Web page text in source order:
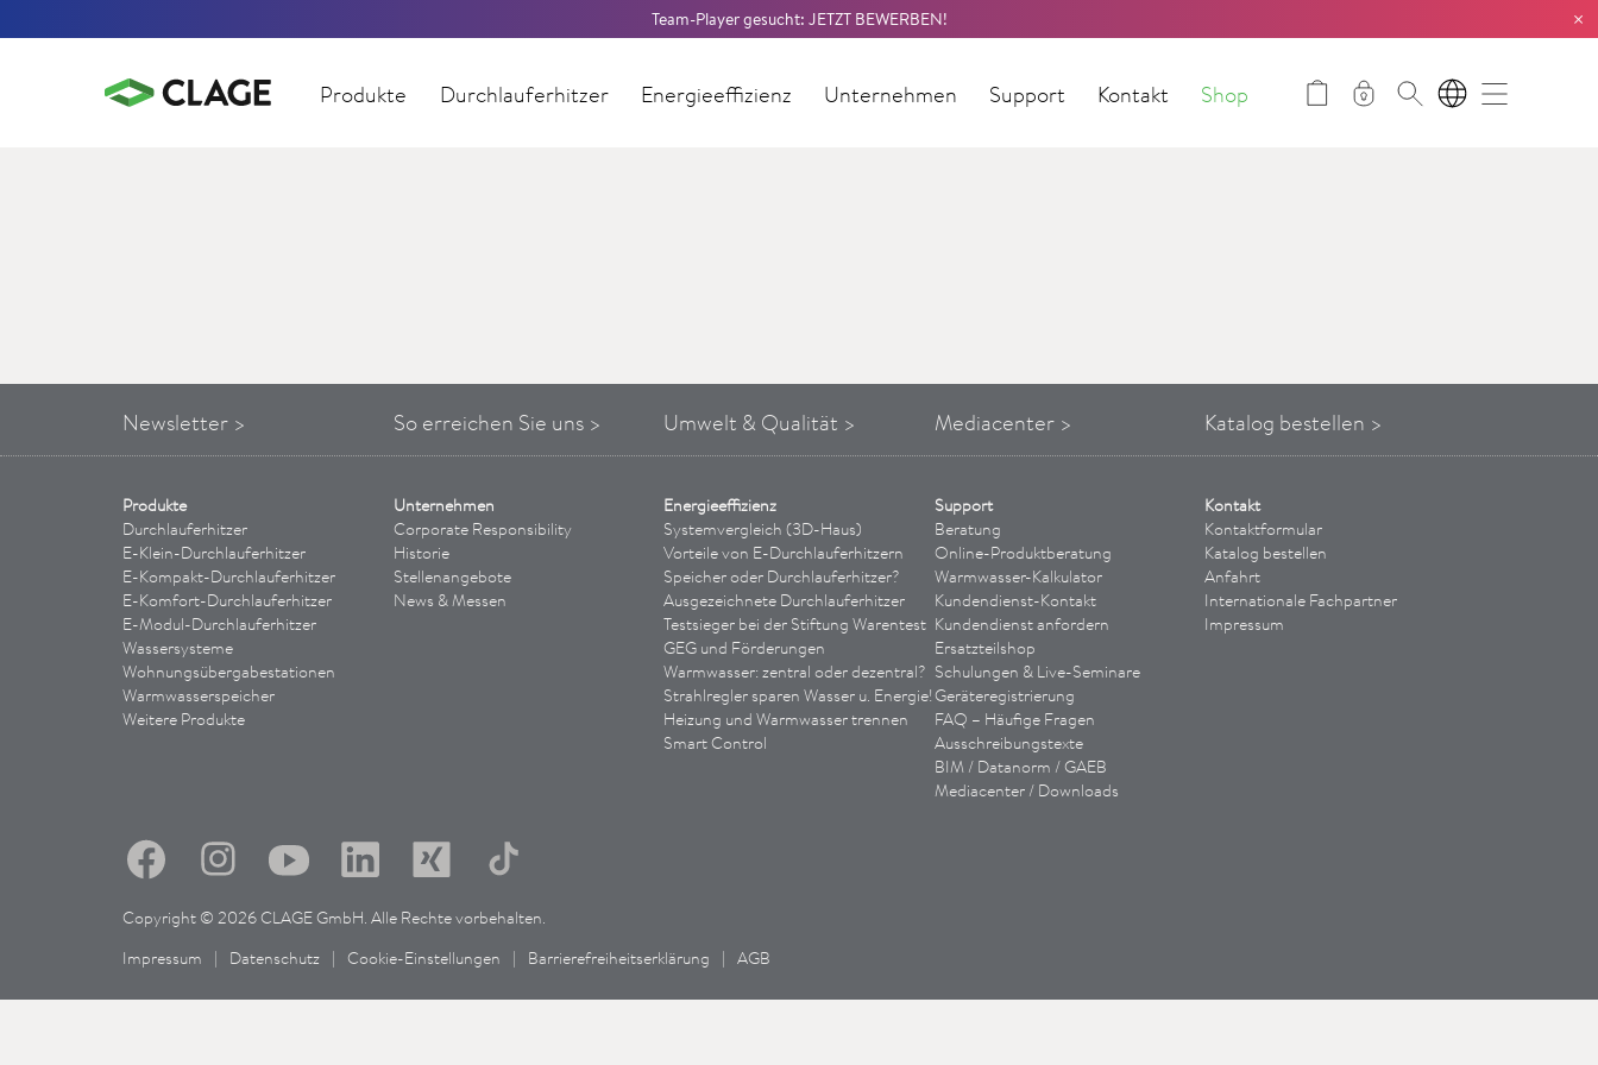
Team-Player gesucht: JETZT BEWERBEN! ×
Produkte Durchlauferhitzer Energieeffizienz Unternehmen Support Kontakt Shop DE
Newsletter > Soerreichen Sie uns> Umwelt & Qualität > Mediacenter > Katalog bestellen >
Produkte
Durchlauferhitzer
E-Klein-Durchlauferhitzer
E-Kompakt-Durchlauferhitzer
E-Komfort-Durchlauferhitzer
E-Modul-Durchlauferhitzer
Wassersysteme
Wohnungsübergabestationen
Warmwasserspeicher
Weitere Produkte
Unternehmen
Corporate Responsibility
Historie
Stellenangebote
News & Messen
Energieeffizienz
Systemvergleich (3D-Haus)
Vorteile von E-Durchlauferhitzern
Speicher oder Durchlauferhitzer?
Ausgezeichnete Durchlauferhitzer
Testsieger bei der Stiftung Warentest
GEG und Förderungen
Warmwasser: zentral oder dezentral?
Strahlregler sparen Wasser u. Energie!
Heizung und Warmwasser trennen
Smart Control
Support
Beratung
Online-Produktberatung
Warmwasser-Kalkulator
Kundendienst-Kontakt
Kundendienst anfordern
Ersatzteilshop
Schulungen & Live-Seminare
Geräteregistrierung
FAQ – Häufige Fragen
Ausschreibungstexte
BIM / Datanorm / GAEB
Mediacenter / Downloads
Kontakt
Kontaktformular
Katalog bestellen
Anfahrt
Internationale Fachpartner
Impressum
Copyright © 2026 CLAGE GmbH. Alle Rechte vorbehalten.
Impressum | Datenschutz | Cookie-Einstellungen | Barrierefreiheitserklärung | AGB